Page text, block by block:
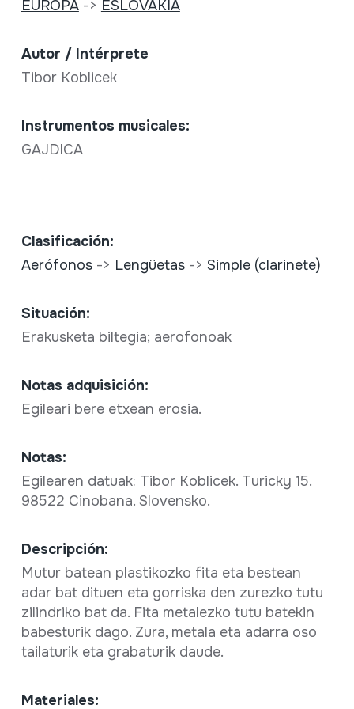
EUROPA-> ESLOVAKIA
Autor / Intérprete
Tibor Koblicek
Instrumentos musicales:
GAJDICA
Clasificación:
Aerófonos-> Lengüetas-> Simple (clarinete)
Situación:
Erakusketa biltegia; aerofonoak
Notas adquisición:
Egileari bere etxean erosia.
Notas:
Egilearen datuak: Tibor Koblicek. Turicky 15.
98522 Cinobana. Slovensko.
Descripción:
Mutur batean plastikozko fita eta bestean
adar bat dituen eta gorriska den zurezko tutu
zilindriko bat da. Fita metalezko tutu batekin
babesturik dago. Zura, metala eta adarra oso
tailaturik eta grabaturik daude.
Materiales: